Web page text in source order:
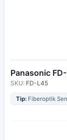
Panasonic
SKU: FD-L45
Tip: Fiberoptik